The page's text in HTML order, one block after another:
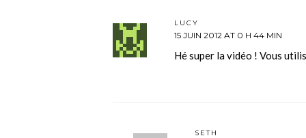
LUCY
15 JUIN 2012 AT 0 H 44 MIN
Hé super la vidéo ! Vous
SETH